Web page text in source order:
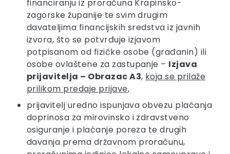
financiranju iz proračuna Krapinsko-
zagorske županije te svim drugim
davateljima financijskih sredstva iz javnih
izvora, što se potvrđuje izjavom
potpisanom od fizičke osobe (građanin) ili
osobe ovlaštene za zastupanje – Izjava
prijavitelja – Obrazac A3, koja se prilaže
prilikom predaje prijave,
prijavitelj uredno ispunjava obvezu plaćanja
doprinosa za mirovinsko i zdravstveno
osiguranje i plaćanje poreza te drugih
davanja prema državnom proračunu,